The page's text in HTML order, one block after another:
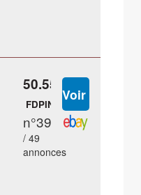
50.55 €
FDPIN
n°39
/ 49
annonces